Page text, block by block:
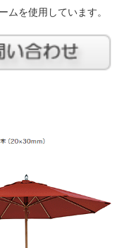
ムを使用しています。